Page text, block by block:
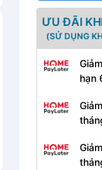
ƯU ĐÃI
(SỬ DỤNG
hạn